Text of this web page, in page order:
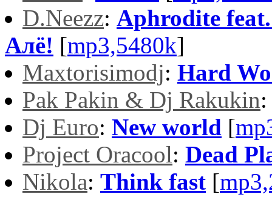
D.Neezz: Aphrodite
Алё! [mp3,5480k]
Maxtorisimodj: Hard
Pak Pakin & Dj Rakukin
Dj Euro: New world [
Project Oracool: Dead
Nikola: Think fast [